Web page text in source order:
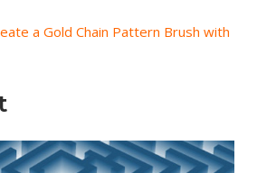
a Gold Chain Pattern Brush with